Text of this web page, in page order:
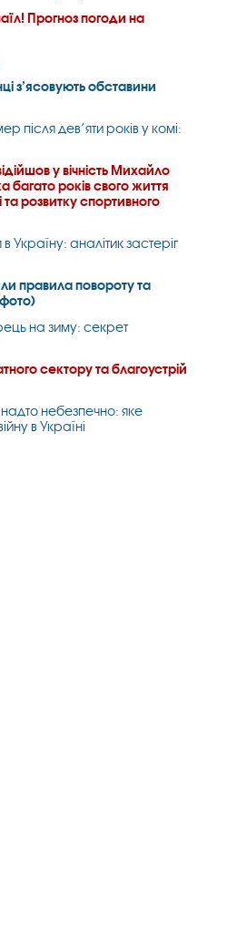
Прогноз погоди на
з’ясовують обставини
після дев’яти років у комі:
у вічність Михайло
років свого життя
та розвитку спортивного
Україну: аналітик застеріг
правила повороту та
на зиму: секрет
сектору та благоустрій
небезпечно: яке
в Україні